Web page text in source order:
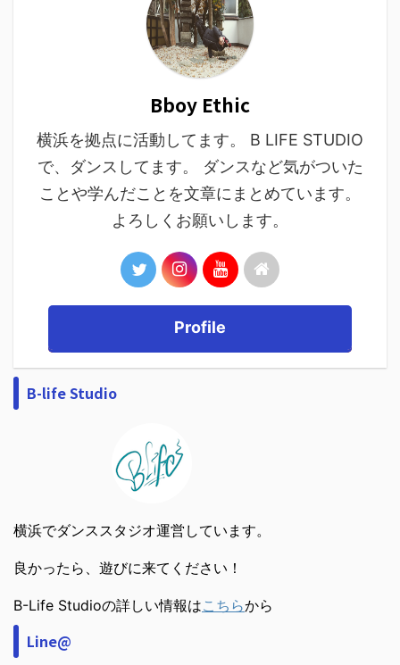
Bboy Ethic
横浜を拠点に活動してます。 B LIFE STUDIO
で、ダンスしてます。 ダンスなど気がついた
ことや学んだことを文章にまとめています。
よろしくお願いします。
Profile
B-life Studio
横浜でダンススタジオ運営しています。
良かったら、遊びに来てください！
B-Life Studioの詳しい情報はこちらから
Line@